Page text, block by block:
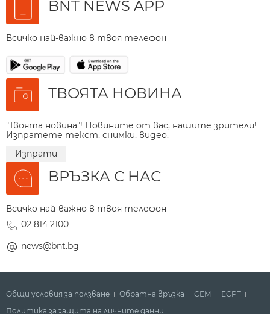
BNT NEWS APP
Всичко най-важно в твоя телефон
ТВОЯТА НОВИНА
"Твоята новина"! Новините от вас, нашите зрители!
Изпратете текст, снимки, видео.
Изпрати
ВРЪЗКА С НАС
Всичко най-важно в твоя телефон
02 814 2100
news@bnt.bg
Общи условия за ползване Обратна връзка СЕМ
ECPT
Политика за защита на личните данни